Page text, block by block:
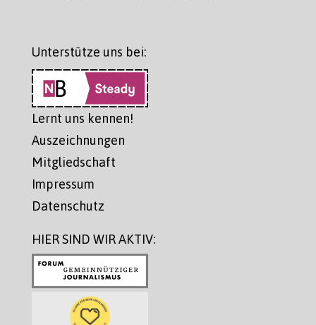
Unterstütze uns bei:
Lernt uns kennen!
Auszeichnungen
Mitgliedschaft
Impressum
Datenschutz
HIER SIND WIR AKTIV: